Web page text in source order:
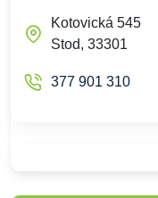
Kotovická 545
Stod, 33301
377 901 310